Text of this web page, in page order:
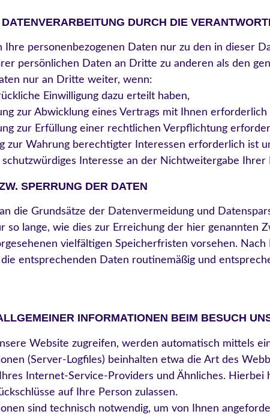
DURCH DIE
personenbezogenen Daten nur zu den in dieser
persönlichen Daten an Dritte zu anderen als den
nur an Dritte weiter, wenn:
Einwilligung dazu erteilt haben,
zur Abwicklung eines Vertrags mit Ihnen erforderlich
zur Erfüllung einer rechtlichen Verpflichtung
zur Wahrung berechtigter Interessen erforderlich ist
Interesse an der Nichtweitergabe Ihrer
SPERRUNG DER DATEN
die Grundsätze der Datenvermeidung und
so lange, wie dies zur Erreichung der hier genannten
vielfältigen Speicherfristen vorsehen.
entsprechenden Daten routinemäßig und
INFORMATIONEN BEIM BESUCH
Website zugreifen, werden automatisch mittels
(Server-Logfiles) beinhalten etwa die Art des
Internet-Service-Providers und Ähnliches.
auf Ihre Person zulassen.
sind technisch notwendig, um von Ihnen